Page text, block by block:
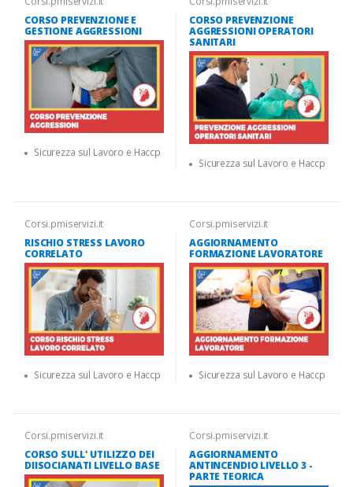
CORSO PREVENZIONE E
GESTIONE AGGRESSIONI
Sicurezza sul Lavoro e Haccp
CORSO PREVENZIONE
AGGRESSIONI OPERATORI
SANITARI
Sicurezza sul Lavoro e Haccp
Corsi.pmiservizi.it
RISCHIO STRESS LAVORO
CORRELATO
Sicurezza sul Lavoro e Haccp
Corsi.pmiservizi.it
AGGIORNAMENTO
FORMAZIONE LAVORATORE
Sicurezza sul Lavoro e Haccp
Corsi.pmiservizi.it
CORSO SULL' UTILIZZO DEI
DIISOCIANATI LIVELLO BASE
Corsi.pmiservizi.it
AGGIORNAMENTO
ANTINCENDIO LIVELLO 3 -
PARTE TEORICA